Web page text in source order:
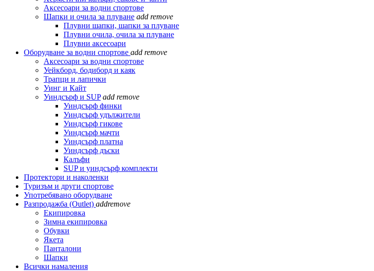
Аксесоари за водни спортове
Шапки и очила за плуване add remove
Плувни шапки, шапки за плуване
Плувни очила, очила за плуване
Плувни аксесоари
Оборудване за водни спортове add remove
Аксесоари за водни спортове
Уейкборд, бодиборд и каяк
Трапци и лапички
Уинг и Кайт
Уиндсърф и SUP add remove
Уиндсърф финки
Уиндсърф удължители
Уиндсърф гикове
Уиндсърф мачти
Уиндсърф платна
Уиндсърф дъски
Калъфи
SUP и уиндсърф комплекти
Протектори и наколенки
Туризъм и други спортове
Употребявано оборудване
Разпродажба (Outlet) addremove
Екипировка
Зимна екипировка
Обувки
Якета
Панталони
Шапки
Всички намаления